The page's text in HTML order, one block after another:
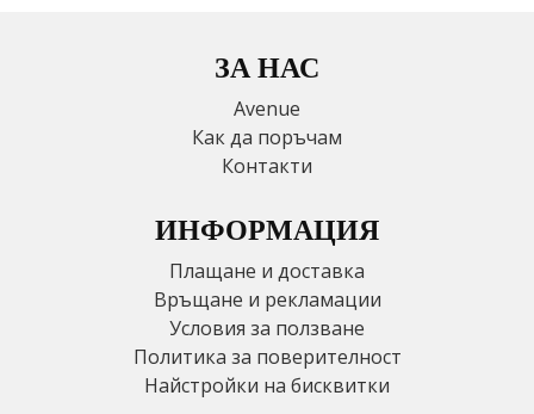
ЗА НАС
Avenue
Как да поръчам
Контакти
ИНФОРМАЦИЯ
Плащане и доставка
Връщане и рекламации
Условия за ползване
Политика за поверителност
Найстройки на бисквитки